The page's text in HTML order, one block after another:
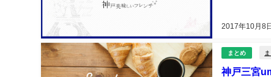
2017年10月8日
まとめ
神戸三宮